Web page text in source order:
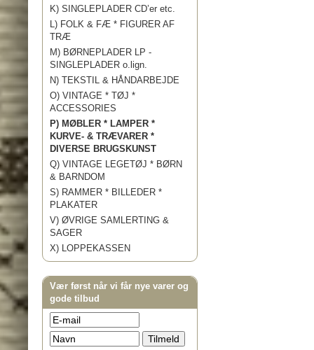
K) SINGLEPLADER CD’er etc.
L) FOLK & FÆ * FIGURER AF
TRÆ
M) BØRNEPLADER LP -
SINGLEPLADER o.lign.
N) TEKSTIL & HÅNDARBEJDE
O) VINTAGE * TØJ *
ACCESSORIES
P) MØBLER * LAMPER *
KURVE- & TRÆVARER *
DIVERSE BRUGSKUNST
Q) VINTAGE LEGETØJ * BØRN
& BARNDOM
S) RAMMER * BILLEDER *
PLAKATER
V) ØVRIGE SAMLERTING &
SAGER
X) LOPPEKASSEN
Vær først når vi får nye varer og
gode tilbud